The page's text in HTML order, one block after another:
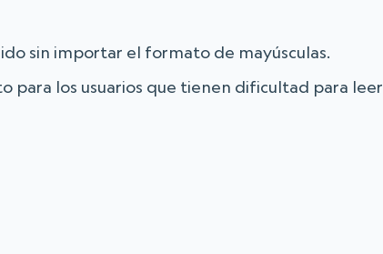
sin importar el formato de mayúsculas.
para los usuarios que tienen dificultad para leer